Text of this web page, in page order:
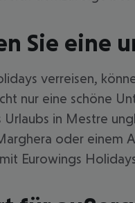
Sie eine
verreisen,
nur eine schöne
Urlaubs in Mestre
oder einem
Eurowings